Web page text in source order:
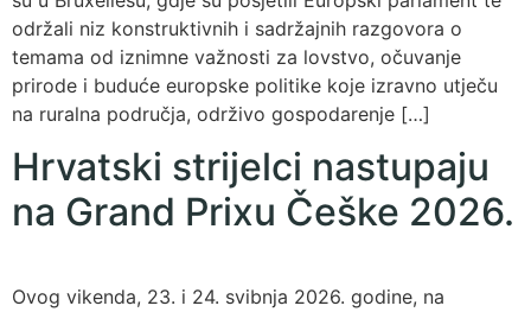
održali niz konstruktivnih i sadržajnih razgovora o
temama od iznimne važnosti za lovstvo, očuvanje
prirode i buduće europske politike koje izravno utječu
na ruralna područja, održivo gospodarenje […]
Hrvatski strijelci nastupaju
na Grand Prixu Češke 2026.
Ovog vikenda, 23. i 24. svibnja 2026. godine, na